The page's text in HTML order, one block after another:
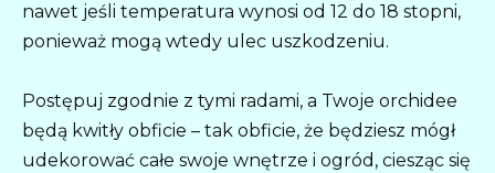
nawet jeśli temperatura wynosi od 12 do 18 stopni,
ponieważ mogą wtedy ulec uszkodzeniu.
Postępuj zgodnie z tymi radami, a Twoje orchidee
będą kwitły obficie – tak obficie, że będziesz mógł
udekorować całe swoje wnętrze i ogród, ciesząc się